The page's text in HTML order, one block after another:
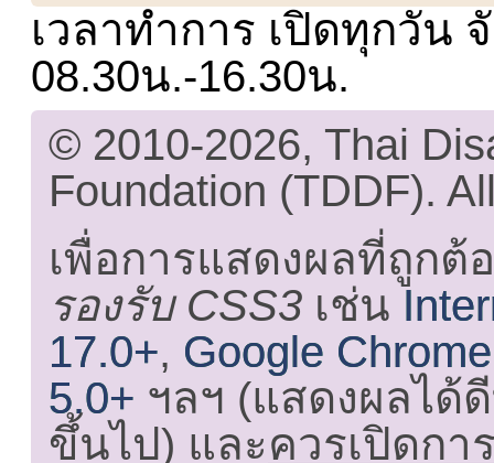
เวลาทำการ เปิดทุกวัน
08.30น.-16.30น.
© 2010-2026, Thai
Foundation (TDDF).
เพื่อการแสดงผลที่ถูกต้
รองรับ CSS3 เช่น
17.0+, Google
5.0+ ฯลฯ (แสดงผลได้
ขึ้นไป) และควรเปิดกา